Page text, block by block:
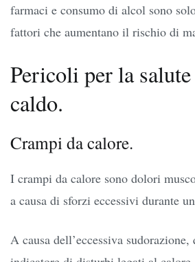
farmaci e consumo di alcol sono
fattori che aumentano il rischio di
Pericoli per la
caldo.
Crampi da calore.
I crampi da calore sono dolori
a causa di sforzi eccessivi durante
A causa dell’eccessiva